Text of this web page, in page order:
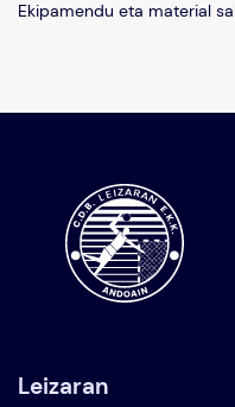
Ekipamendu eta material
Leizaran